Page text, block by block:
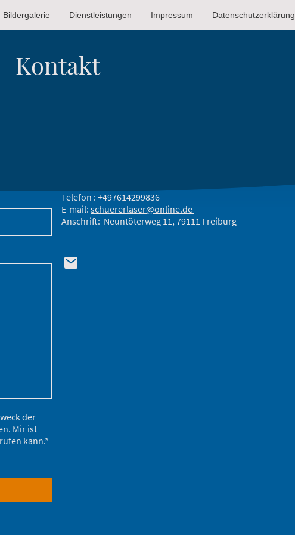
Bildergalerie Dienstleistungen Impressum Datenschutzerklärung
Kontakt
der
Mir ist
kann.*
Telefon : +497614299836
E-mail: schuererlaser@online.de
Anschrift: Neuntöterweg 11, 79111 Freiburg